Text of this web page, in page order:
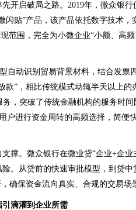
开启破局之路。2019年，微众银
闪贴”产品，该产品依托数字技术
范围，完全为小微企业“小额、高
自动识别贸易背景材料，结合发票
款”，相比传统模式动辄半天以上
，突破了传统金融机构的服务时
户进行资金周转的高频选择，简便
撑。微众银行在微业贷“企业+企
。从贷前的快速审批模型，到贷
确保资金流向真实、合规的交易场
滴灌到企业所需